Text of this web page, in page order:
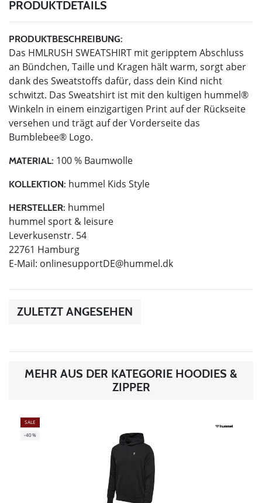
PRODUKTDETAILS
PRODUKTBESCHREIBUNG:
Das HMLRUSH SWEATSHIRT mit geripptem Abschluss
an Bündchen, Taille und Kragen hält warm, sorgt aber
dank des Sweatstoffs dafür, dass dein Kind nicht
schwitzt. Das Sweatshirt ist mit den kultigen hummel®
Winkeln in einem einzigartigen Print auf der Rückseite
versehen und trägt auf der Vorderseite das
Bumblebee® Logo.
MATERIAL: 100 % Baumwolle
KOLLEKTION: hummel Kids Style
HERSTELLER: hummel
hummel sport & leisure
Leverkusenstr. 54
22761 Hamburg
E-Mail: onlinesupportDE@hummel.dk
ZULETZT ANGESEHEN
MEHR AUS DER KATEGORIE HOODIES &
ZIPPER
SALE
-40%